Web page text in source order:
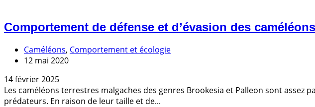
Comportement de défense et d’évasion des
Caméléons, Comportement et écologie
12 mai 2020
14 février 2025
Les caméléons terrestres malgaches des genres Brookesia et Palleon sont
prédateurs. En raison de leur taille et de...